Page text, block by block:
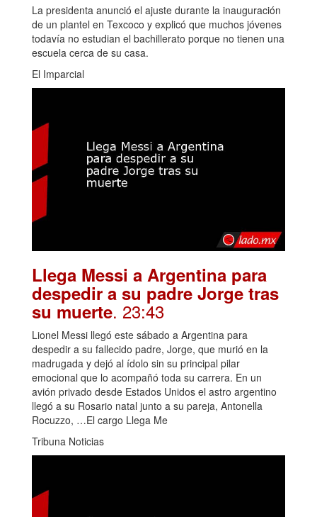
La presidenta anunció el ajuste durante la inauguración
de un plantel en Texcoco y explicó que muchos jóvenes
todavía no estudian el bachillerato porque no tienen una
escuela cerca de su casa.
El Imparcial
Llega Messi a Argentina para
despedir a su padre Jorge tras
su muerte. 23:43
Lionel Messi llegó este sábado a Argentina para
despedir a su fallecido padre, Jorge, que murió en la
madrugada y dejó al ídolo sin su principal pilar
emocional que lo acompañó toda su carrera. En un
avión privado desde Estados Unidos el astro argentino
llegó a su Rosario natal junto a su pareja, Antonella
Rocuzzo, …El cargo Llega Me
Tribuna Noticias